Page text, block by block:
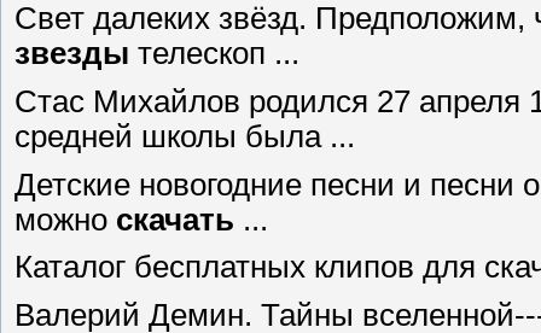
Свет далеких звёзд. Предположим,
звезды телескоп ...
Стас Михайлов родился 27 апреля
средней школы была ...
Детские новогодние песни и песни
можно скачать ...
Каталог бесплатных клипов для
Валерий Демин. Тайны